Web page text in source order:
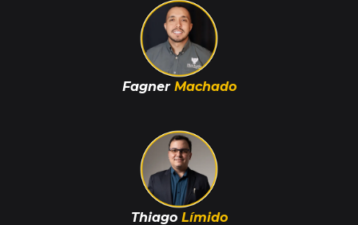
Fagner Machado
ThiagoLímido